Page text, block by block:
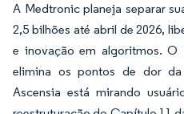
A Medtronic planeja separar
2,5 bilhões até abril de 2026,
e inovação em algoritmos. O
elimina os pontos de dor
Ascensia está mirando